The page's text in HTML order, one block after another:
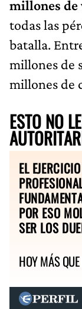
millones de
todas las
batalla.
millones de
millones de
ESTO NO
EL
POR ESO
SER LOS
HOY MÁS